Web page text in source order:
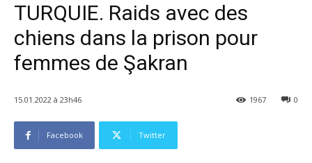
TURQUIE. Raids avec des
chiens dans la prison pour
femmes de Şakran
15.01.2022 à 23h46 0
1967
Facebook Twitter